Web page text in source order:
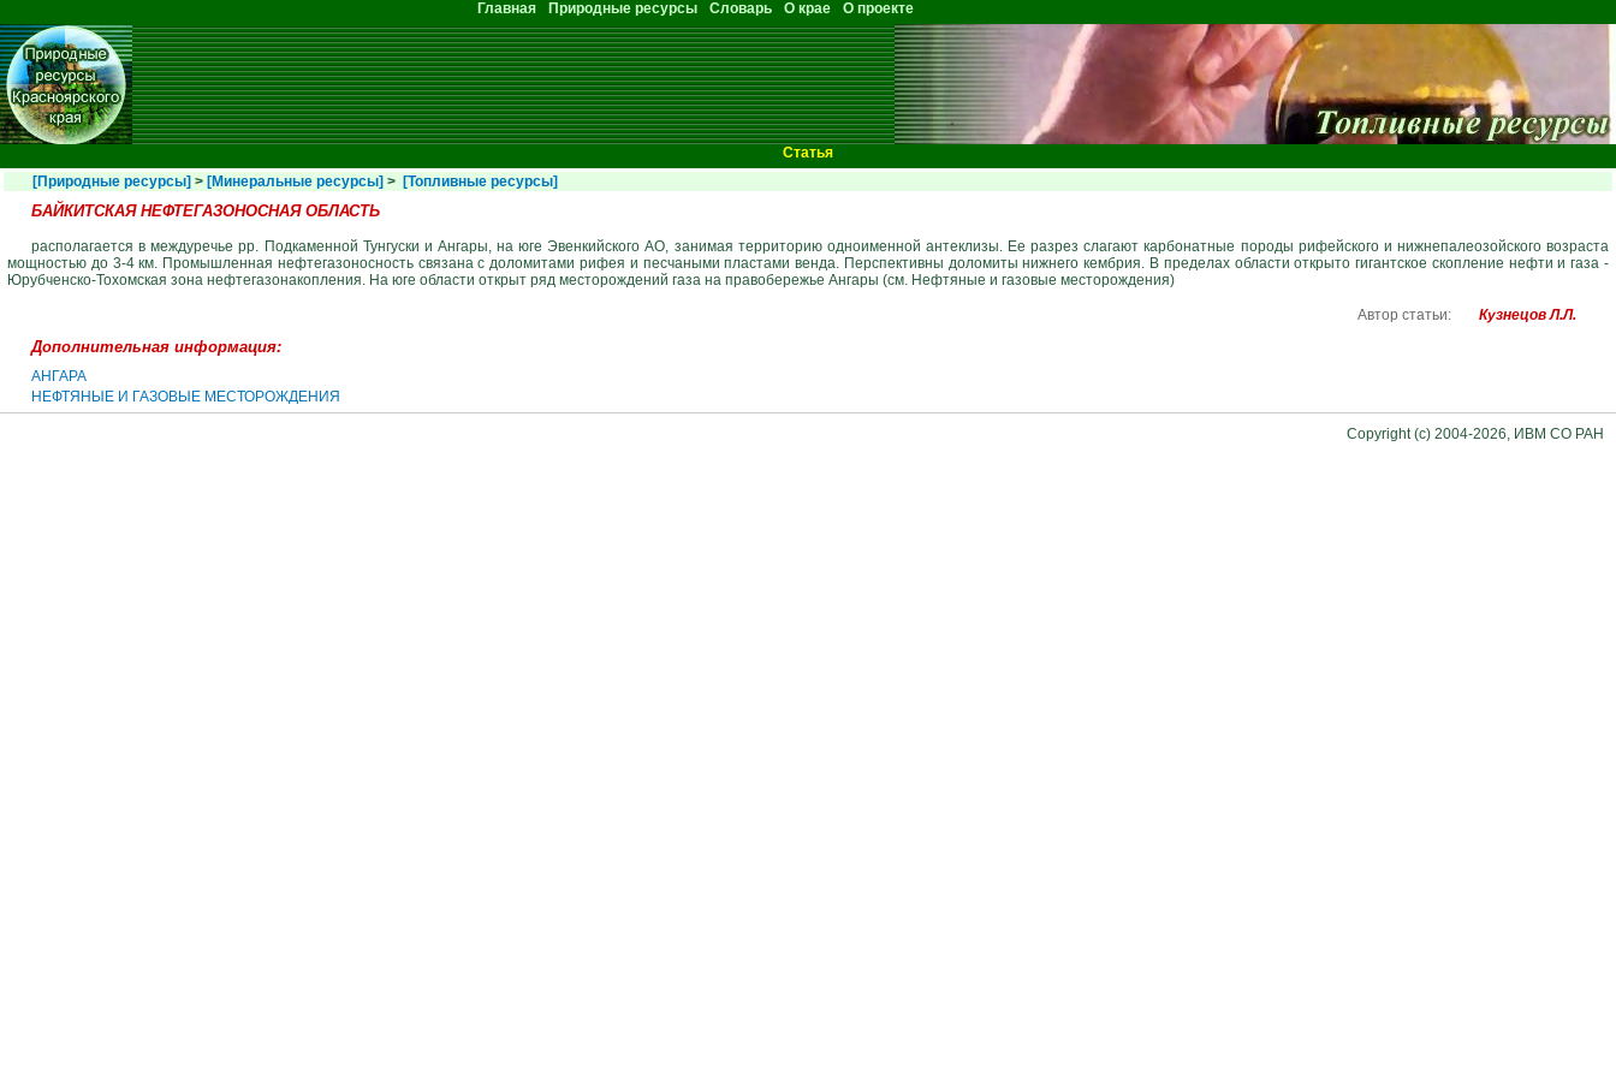
Главное меню
Главная Природные ресурсы Словарь О крае О проекте
Статья
[Природные ресурсы] > [Минеральные ресурсы] > [Топливные ресурсы]
БАЙКИТСКАЯ НЕФТЕГАЗОНОСНАЯ ОБЛАСТЬ
располагается в междуречье рр. Подкаменной Тунгуски и Ангары, на юге Эвенкийского АО, занимая территорию одноименной антеклизы. Ее разрез слагают карбонатные породы рифейского и нижнепалеозойского возраста
мощностью до 3-4 км. Промышленная нефтегазоносность связана с доломитами рифея и песчаными пластами венда. Перспективны доломиты нижнего кембрия. В пределах области открыто гигантское скопление нефти и газа -
Юрубченско-Тохомская зона нефтегазонакопления. На юге области открыт ряд месторождений газа на правобережье Ангары (см. Нефтяные и газовые месторождения)
Автор статьи: Кузнецов Л.Л.
Дополнительная информация:
АНГАРА
НЕФТЯНЫЕ И ГАЗОВЫЕ МЕСТОРОЖДЕНИЯ
Copyright (c) 2004-2026, ИВМ СО РАН